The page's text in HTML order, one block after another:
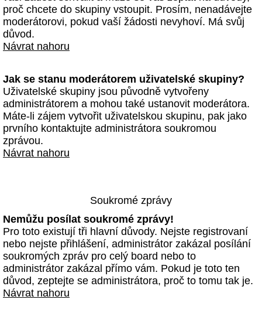
proč chcete do skupiny vstoupit. Prosím, nenadávejte
moderátorovi, pokud vaší žádosti nevyhoví. Má svůj
důvod.
Návrat nahoru
Jak se stanu moderátorem uživatelské skupiny?
Uživatelské skupiny jsou původně vytvořeny
administrátorem a mohou také ustanovit moderátora.
Máte-li zájem vytvořit uživatelskou skupinu, pak jako
prvního kontaktujte administrátora soukromou
zprávou.
Návrat nahoru
Soukromé zprávy
Nemůžu posílat soukromé zprávy!
Pro toto existují tři hlavní důvody. Nejste registrovaní
nebo nejste přihlášení, administrátor zakázal posílání
soukromých zpráv pro celý board nebo to
administrátor zakázal přímo vám. Pokud je toto ten
důvod, zeptejte se administrátora, proč to tomu tak je.
Návrat nahoru